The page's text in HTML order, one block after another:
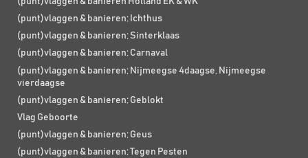
(punt)vlaggen & banieren; Ichthus
(punt)vlaggen & banieren; Sinterklaas
(punt)vlaggen & banieren; Carnaval
(punt)vlaggen & banieren; Nijmeegse 4daagse, Nijmeegse
vierdaagse
(punt)vlaggen & banieren; Geblokt
Vlag Geboorte
(punt)vlaggen & banieren; Geus
(punt)vlaggen & banieren; Tegen Pesten